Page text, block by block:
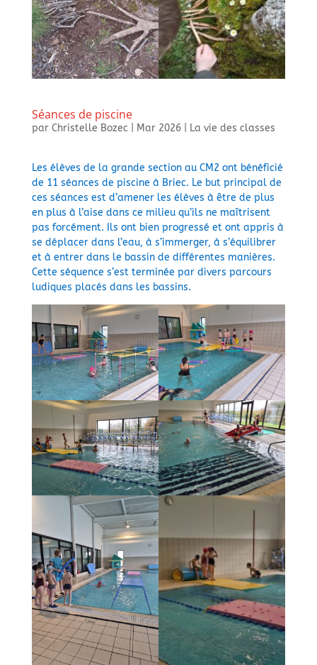
Séances de piscine
par Christelle Bozec Mar 2026| La vie des classes
Les élèves de la grande section au CM2 ont bénéficié
de 11 séances de piscine à Briec. Le but principal de
ces séances est d’amener les élèves à être de plus
en plus à l’aise dans ce milieu qu’ils ne maîtrisent
pas forcément. Ils ont bien progressé et ont appris à
se déplacer dans l’eau, à s’immerger, à s’équilibrer
et à entrer dans le bassin de différentes manières.
Cette séquence s’est terminée par divers parcours
ludiques placés dans les bassins.